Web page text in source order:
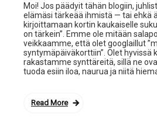
Moi! Jos päädyit tähän blogiin,
elämäsi tärkeää ihmistä — tai ehkä
kirjoittamaan kortin kaukaiselle
on tärkein”. Emme ole mitään
veikkaamme, että olet googlaillut
syntymäpäiväkorttiin”. Olet hyvissä
rakastamme synttäreitä, sillä ne
tuoda esiin iloa, naurua ja niitä
Read More